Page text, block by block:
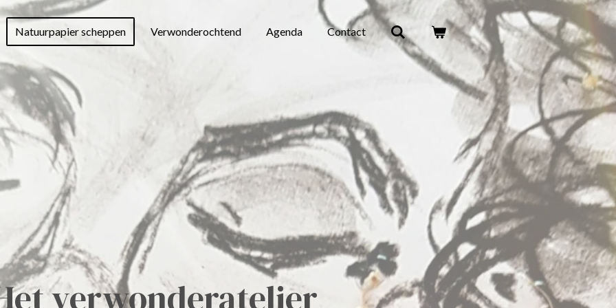
Natuurpapier scheppen Verwonderochtend Agenda Contact
verwonderatelier